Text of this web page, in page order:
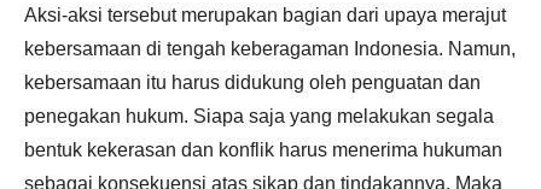
Aksi-aksi tersebut merupakan bagian dari upaya merajut
kebersamaan di tengah keberagaman Indonesia. Namun,
kebersamaan itu harus didukung oleh penguatan dan
penegakan hukum. Siapa saja yang melakukan segala
bentuk kekerasan dan konflik harus menerima hukuman
sebagai konsekuensi atas sikap dan tindakannya. Maka